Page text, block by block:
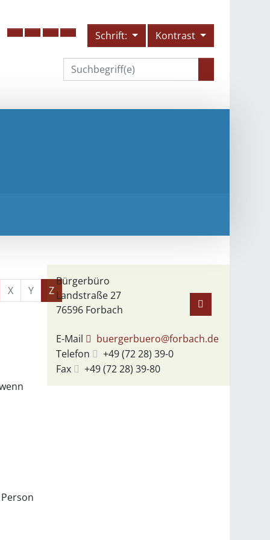
Schrift: Kontrast
X Y Z
Bürgerbüro
Landstraße 27
76596 Forbach
E-Mail
buergerbuero@forbach.de
Telefon
+49 (7228) 39-0
Fax
+49 (7228) 39-80